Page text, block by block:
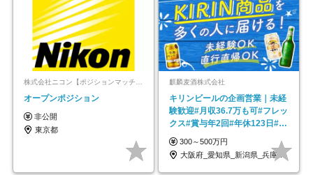
株式会社ニコン【ポジションマッチ登録】
オープンポジション
非公開
東京都
麒麟麦酒株式会社
キリンビールの企画営業｜未経
験歓迎#月収36.7万も可#フレッ
クス#賞与年2回#年休123日#完
全週休2日制
300～500万円
大阪府_愛知県_新潟県_兵庫県_福岡県